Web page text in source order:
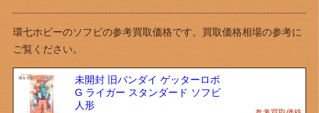
環七ホビーのソフビの参考買取価格です。買取価格相場の参考に
ご覧ください。
未開封 旧バンダイ ゲッターロボ
G ライガー スタンダード ソフビ
人形